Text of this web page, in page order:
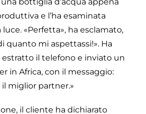
e l’ha esaminata
«Perfetta», ha esclamato,
quanto mi aspettassi!». Ha
il telefono e inviato un
in Africa, con il messaggio:
miglior partner.»
il cliente ha dichiarato